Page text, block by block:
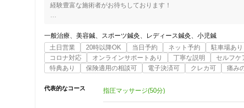
住所
経験豊富な施術者がお待ちしております！
・出張治療も行っております。
・医師の同意書のもと訪問マッサージも行っております(医療保険
【初回限定】
通常価格より20％OFF！！
※初回の方は問診がございますので＋30分程お時間いただきます。
【まごころキャンペーン】
一般治療 美容鍼 スポーツ鍼灸 レディース鍼灸
小児鍼
土日営業
20時以降OK 当日予約 ネット予約 駐車場あり
コロナ対応
オンラインサポートあり 丁寧な説明 セルフケ
特典あり
保険適用の相談可 電子決済可 クレカ可 痛み
代表的なコース 指圧マッサージ(50分)